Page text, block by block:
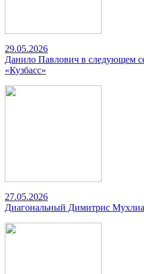
29.05.2026
Данило Павлович в следующем
«Кузбасс»
27.05.2026
Диагональный Димитрис